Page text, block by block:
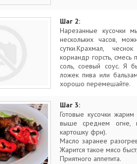
Шаг 2:
Нарезанные кусочки
нескольких часов,
сутки.Крахмал,
кориандр горсть,
соль, соевый соус. Я
ложек пива или
хорошо перемешайте.
Шаг 3:
Готовые кусочки
выше среднем огне,
картошку фри).
Масло заранее
Жарится такое мясо
Приятного аппетита.